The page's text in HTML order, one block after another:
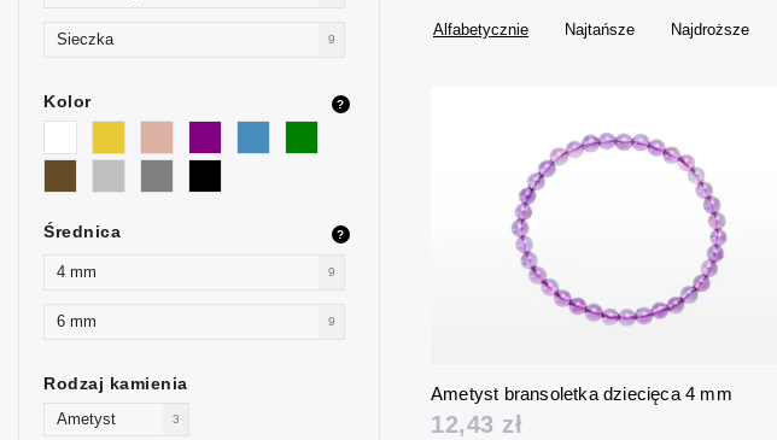
Sieczka 9
Kolor ?
Średnica ?
4 mm 9
6 mm 9
Rodzaj kamienia
Ametyst 3
Alfabetycznie Najtańsze Najdroższe
Ametyst bransoletka dziecięca 4 mm
12,43 zł